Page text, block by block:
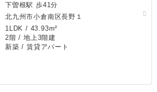
下曽根駅 歩41分
北九州市小倉南区長野１
1LDK / 43.93m²
2階 / 地上3階建
新築 / 賃貸アパート